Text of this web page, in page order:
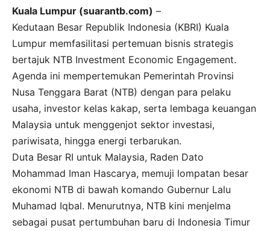
Kuala Lumpur (suarantb.com) –
Kedutaan Besar Republik Indonesia (KBRI) Kuala
Lumpur memfasilitasi pertemuan bisnis strategis
bertajuk NTB Investment Economic Engagement.
Agenda ini mempertemukan Pemerintah Provinsi
Nusa Tenggara Barat (NTB) dengan para pelaku
usaha, investor kelas kakap, serta lembaga keuangan
Malaysia untuk menggenjot sektor investasi,
pariwisata, hingga energi terbarukan.
Duta Besar RI untuk Malaysia, Raden Dato
Mohammad Iman Hascarya, memuji lompatan besar
ekonomi NTB di bawah komando Gubernur Lalu
Muhamad Iqbal. Menurutnya, NTB kini menjelma
sebagai pusat pertumbuhan baru di Indonesia Timur